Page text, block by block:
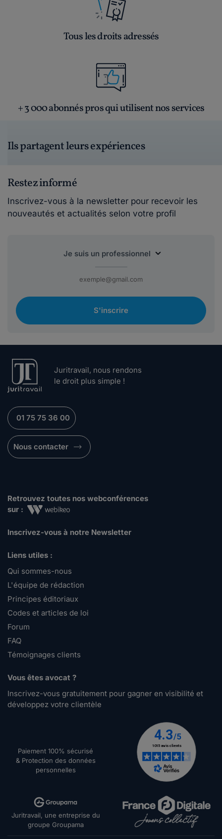
Tous les droits adressés
+ 3 000 abonnés pros qui utilisent nos services
Ils partagent leurs expériences
Restez informé
Inscrivez-vous à la newsletter pour recevoir les
nouveautés et actualités selon votre profil
S'inscrire
Juritravail, nous rendons
le droit plus simple !
01 75 75 36 00
Nous contacter
Retrouvez toutes nos webconférences
sur :
Inscrivez-vous à notre Newsletter
Liens utiles :
Qui sommes-nous
L'équipe de rédaction
Principes éditoriaux
Codes et articles de loi
Forum
FAQ
Témoignages clients
Vous êtes avocat ?
Inscrivez-vous gratuitement pour gagner en visibilité et
développez votre clientèle
Paiement 100% sécurisé
& Protection des données
personnelles
Juritravail, une entreprise du
groupe Groupama